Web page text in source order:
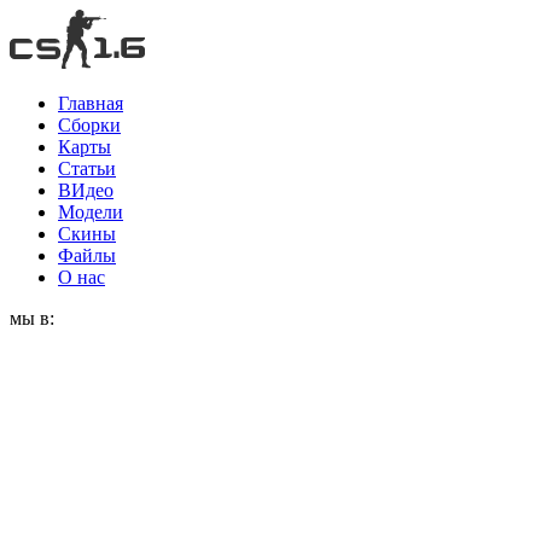
Главная
Сборки
Карты
Статьи
ВИдео
Модели
Скины
Файлы
О нас
мы в: